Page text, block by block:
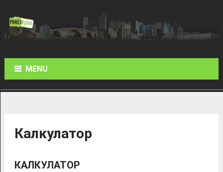
MENU
Калкулатор
КАЛКУЛАТОР